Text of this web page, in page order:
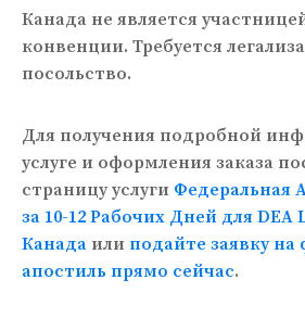
Канада не является
конвенции. Требуется
посольство.
Для получения подробной
услуге и оформления заказа
страницу услуги Федеральная
за 10-12 Рабочих Дней для DEA
Канада или подайте заявку
апостиль прямо сейчас.